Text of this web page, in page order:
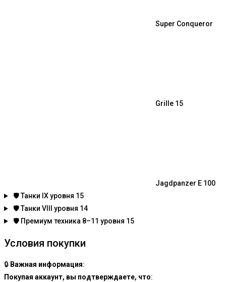
Super Conqueror
Grille 15
Jagdpanzer E 100
🛡️Танки IX уровня 15
🛡️Танки VIII уровня 14
🛡️ Премиум техника 8–11 уровня 15
Условия покупки
🔒 Важная информация:
Покупая аккаунт, вы подтверждаете, что: